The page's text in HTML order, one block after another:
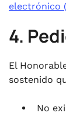
electrónico
4.
El
sostenido
No